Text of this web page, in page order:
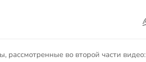
рассмотренные во второй части видео: